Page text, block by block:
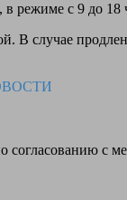
режиме с 9 до
В случае
согласованию с